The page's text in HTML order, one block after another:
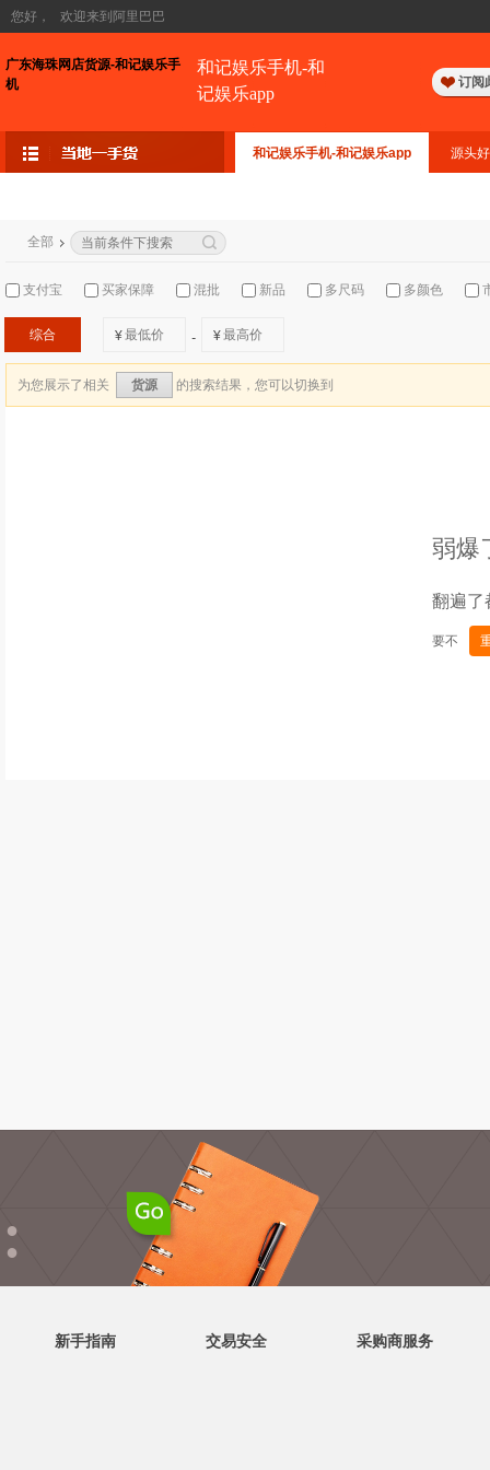
您好， 欢迎来到阿里巴巴
广东海珠网店货源-和记娱乐手
机
和记娱乐手机-和
记娱乐app
订阅
和记娱乐手机-和记娱乐app 源头
全部
支付宝 买家保障 混批 新品 多尺码 多颜色
综合 ¥ - ¥
为您展示了相关 货源 的搜索结果，您可以切换到
弱爆
翻遍了
要不
●
●
新手指南 交易安全 采购商服务